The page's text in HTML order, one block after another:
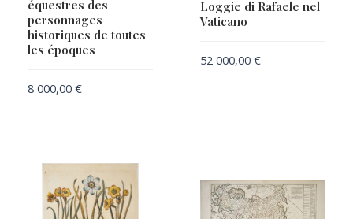
DUFOUR, Auguste-Henri
DUVAL, Pierre
ELIOTT, Harry
G.J.N. Colany de Campo Vasto
GATTONI, Ugo
équestres des
personnages
historiques de toutes
les époques
8 000,00 €
Loggie di Rafaele nel
Vaticano
52 000,00 €